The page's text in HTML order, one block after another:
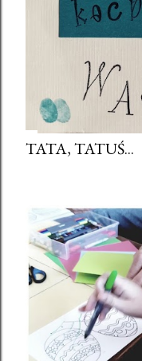
TATA, TATUŚ...